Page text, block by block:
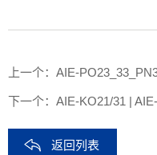
上一个： AIE-
下一个： AIE-KO21/31 |
返回列表